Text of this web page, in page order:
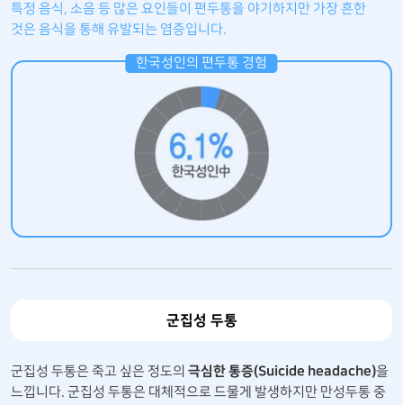
특정 음식, 소음 등 많은 요인들이 편두통을 야기하지만 가장 흔한
것은 음식을 통해 유발되는 염증입니다.
군집성 두통
군집성 두통은 죽고 싶은 정도의 극심한 통증(Suicide headache)을
느낍니다. 군집성 두통은 대체적으로 드물게 발생하지만 만성두통 중